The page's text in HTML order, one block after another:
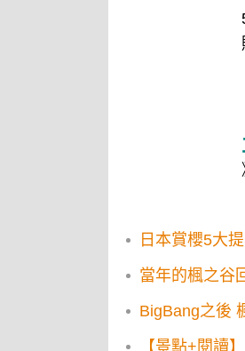
日本賞櫻5大
當年的楓之谷
BigBang之後
【景點+閱讀